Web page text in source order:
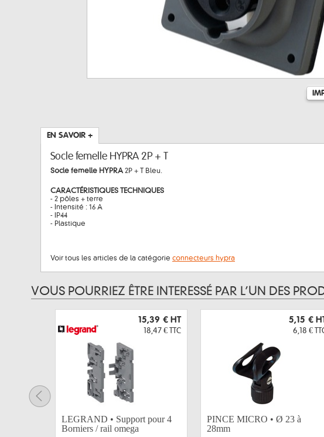
EN SAVOIR +
Socle femelle HYPRA 2P + T
Socle femelle HYPRA 2P + T Bleu.
CARACTÉRISTIQUES TECHNIQUES
- 2 pôles + terre
- Intensité : 16 A
- IP44
- Plastique
Voir tous les articles de la catégorie connecteurs hypra
VOUS POURRIEZ ÊTRE INTERESSÉ PAR L’UN DES
15,39 € HT
18,47 € TTC
LEGRAND • Support pour 4
Borniers / rail omega
5,15 €
6,18 €
PINCE MICRO • Ø 23 à
28mm